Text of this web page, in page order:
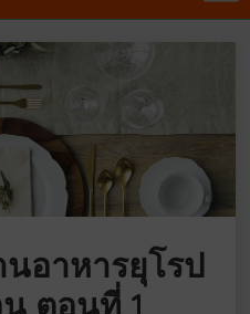
อาหารยุโรป
ตอนที่ 1